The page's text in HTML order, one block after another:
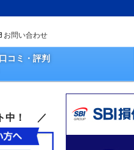
お問い合わせ
コミ・評判
中！ ／